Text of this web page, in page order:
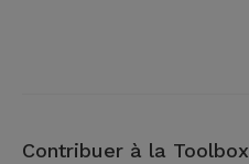
Contribuer à la Toolbox